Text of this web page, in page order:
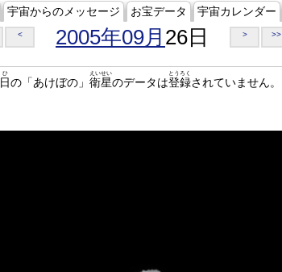
宇宙からのメッセージ お宝データ 宇宙カレンダー
< 2005年09月 26日 > >>
日
ひ
の「あけぼの」 衛星
えいせい
のデータは登録
とうろく
されていません。